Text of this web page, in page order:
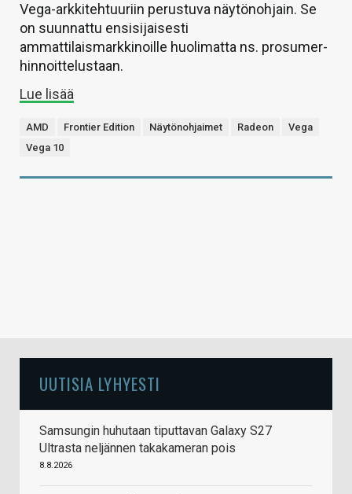
Vega-arkkitehtuuriin perustuva näytönohjain. Se
on suunnattu ensisijaisesti
ammattilaismarkkinoille huolimatta ns. prosumer-
hinnoittelustaan.
Lue lisää
AMD Frontier Edition Näytönohjaimet Radeon
Vega
Vega 10
UUTISIA LYHYESTI
Samsungin huhutaan tiputtavan Galaxy S27
Ultrasta neljännen takakameran pois
8.8.2026